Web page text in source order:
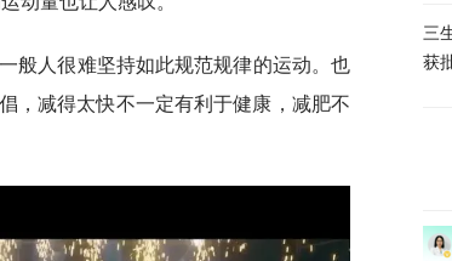
般人很难坚持如此规范规律的运动。也
，减得太快不一定有利于健康，减肥不
三
获